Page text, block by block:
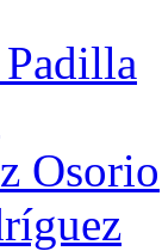
Osorio